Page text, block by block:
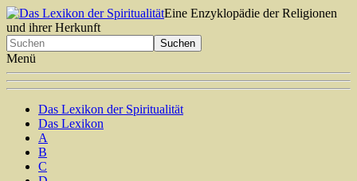
Eine Enzyklopädie der Religionen
und ihrer Herkunft
Menü
Das Lexikon der Spiritualität
Das Lexikon
A
B
C